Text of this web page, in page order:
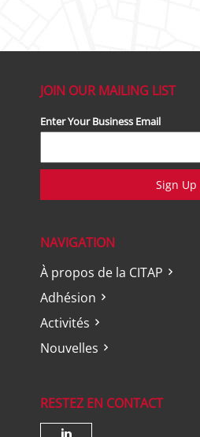
JOIN OUR MAILING LIST
Enter Your Business Email
Sign Up
NAVIGATION
À propos de la CITAP
Adhésion
Activités
Nouvelles
RESTEZ EN CONTACT